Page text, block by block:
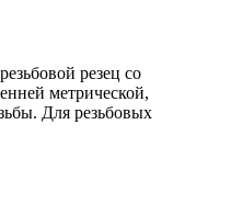
резец со
метрической,
Для резьбовых